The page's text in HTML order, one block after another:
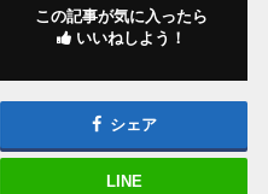
この記事が気に入ったら
いいねしよう！
シェア
LINE